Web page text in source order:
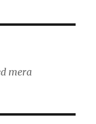
mera